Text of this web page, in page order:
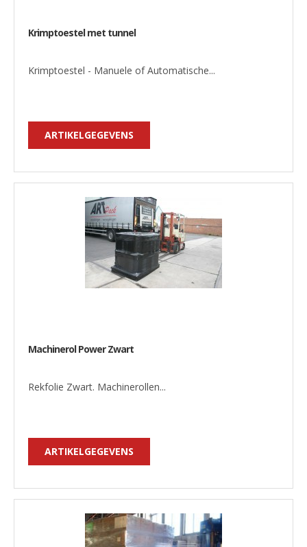
Krimptoestel met tunnel
Krimptoestel - Manuele of Automatische...
ARTIKELGEGEVENS
Machinerol Power Zwart
Rekfolie Zwart. Machinerollen...
ARTIKELGEGEVENS